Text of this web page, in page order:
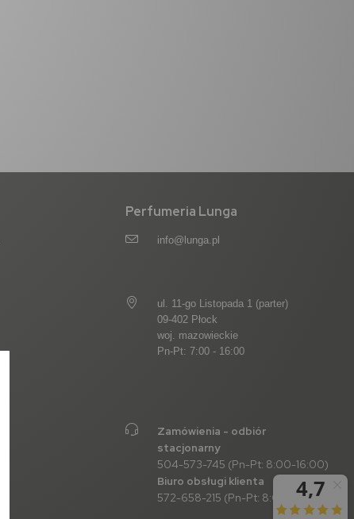
Perfumeria Lunga
info@lunga.pl
ul. 11-go Listopada 1 (parter)
09-402 Płock
woj. mazowieckie
Pn-Pt: 7:00 - 16:00
Zamówienia - odbiór
stacjonarny
504-573-745 (Pn-Pt: 8:00-16:00)
Biuro obsługi klienta
572-658-215 (Pn-Pt: 8:00-16:00)